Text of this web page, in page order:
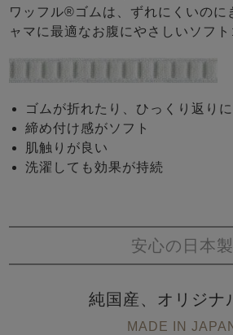
ワッフル®ゴムは、ずれにくいのに
ャマに最適なお腹にやさしいソフト
ゴムが折れたり、ひっくり返り
締め付け感がソフト
肌触りが良い
洗濯しても効果が持続
安心の日本製
純国産、オリジナ
MADE IN